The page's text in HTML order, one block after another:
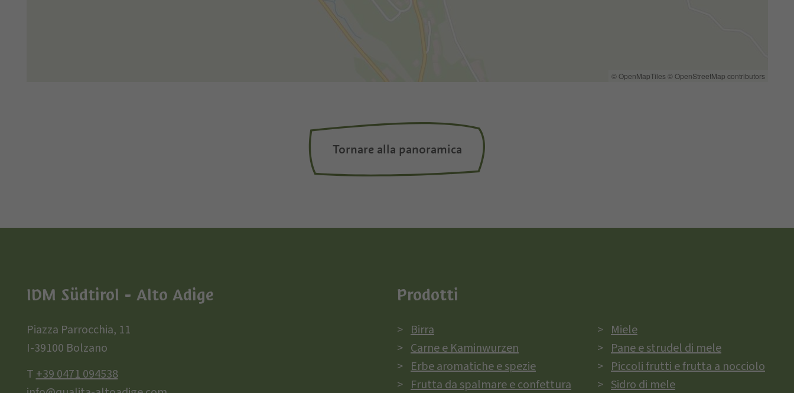
© OpenMapTiles © OpenStreetMap contributors
Tornare alla panoramica
IDM Südtirol - Alto Adige
Piazza Parrocchia, 11
I-39100 Bolzano
T+39 0471 094538
Prodotti
Birra
Carne e Kaminwurzen
Erbe aromatiche e spezie
Frutta da spalmare e confettura
Miele
Pane e strudel di mele
Piccoli frutti e frutta a nocciolo
Sidro di mele